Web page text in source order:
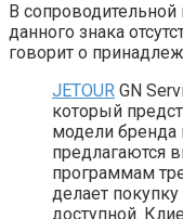
В
данного знака
говорит о
JETOUR GN
который
модели бренда
предлагаются
программам
делает
доступной.